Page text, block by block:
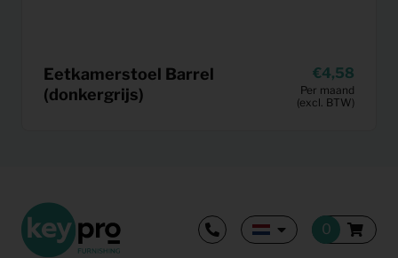
Eetkamerstoel Barrel
(donkergrijs)
4,58
Per maand
(excl. BTW)